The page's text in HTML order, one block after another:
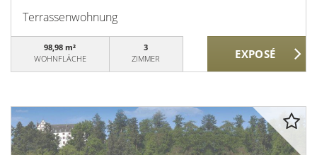
Terrassenwohnung
98,98 m²
WOHNFLÄCHE
3
ZIMMER